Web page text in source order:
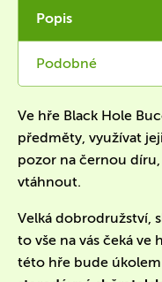
Popis
Podobné
Ve hře Black Hole
předměty, využívat
pozor na černou díru,
vtáhnout.
Velká dobrodružství,
to vše na vás čeká ve
této hře bude